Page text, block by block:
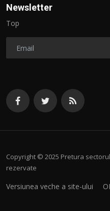
Newsletter
Top
Copyright © 2025 Pretura
rezervate
Versiunea veche a site-ului